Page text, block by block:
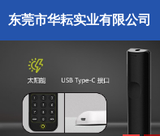
东莞市华耘实业有限公司